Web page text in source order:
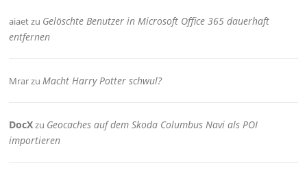
aiaetzu Gelöschte Benutzer in Microsoft Office 365 dauerhaft
entfernen
MrarzuMacht Harry Potter schwul?
DocXzu Geocaches auf dem Skoda Columbus Navi als POI
importieren